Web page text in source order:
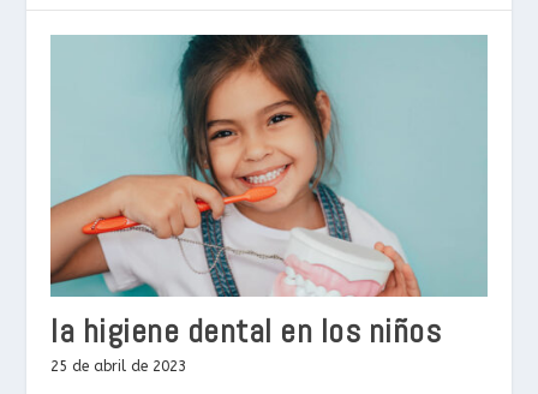
la higiene dental en los niños
25 de abril de 2023